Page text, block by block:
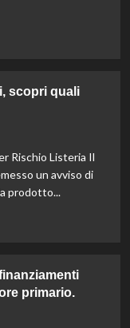
scopri quali
Rischio Listeria Il
un avviso di
prodotto...
primario.